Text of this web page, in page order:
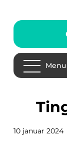
Menu
10 januar 2024